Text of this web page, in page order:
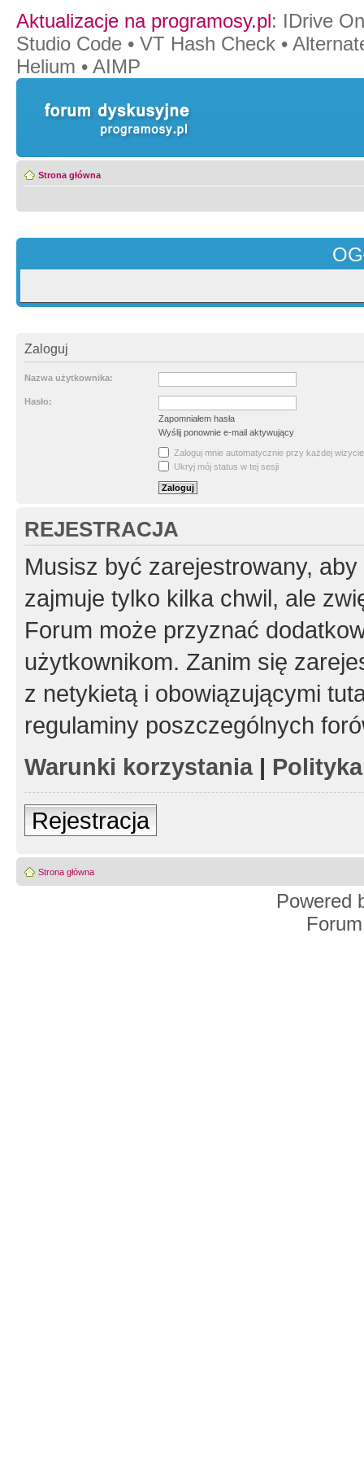
Aktualizacje na programosy.pl: IDrive
Studio Code • VT Hash Check •
Helium • AIMP
Strona główna
Zaloguj
Nazwa użytkownika:
Hasło:
Zapomniałem hasła
Wyślij ponownie e-mail aktywujący
Zaloguj mnie automatycznie przy każdej wizycie
Ukryj mój status w tej sesji
REJESTRACJA
Musisz być zarejestrowany,
zajmuje tylko kilka chwil, ale
Forum może przyznać
użytkownikom. Zanim się
z netykietą i obowiązującymi
regulaminy poszczególnych
Warunki korzystania|
Rejestracja
Strona główna
Powered